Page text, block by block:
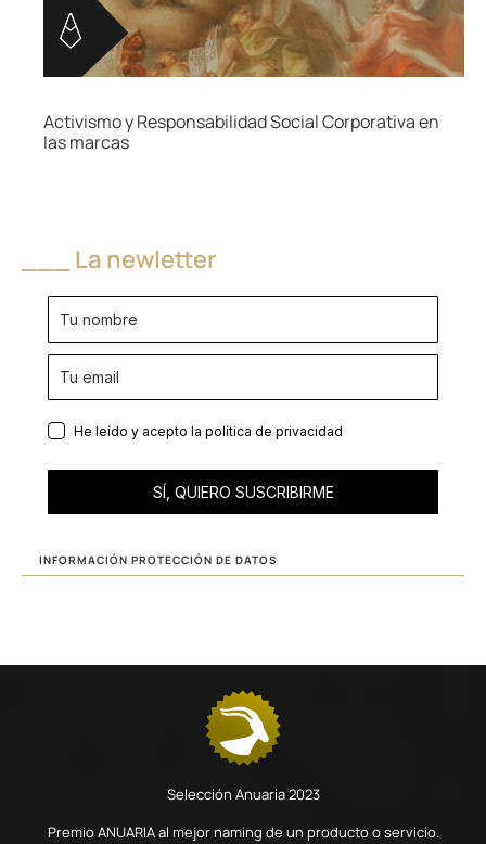
Activismo y Responsabilidad Social Corporativa en
las marcas
___ La newletter
He leído y acepto la política de privacidad
SÍ, QUIERO SUSCRIBIRME
INFORMACIÓN PROTECCIÓN DE DATOS
Selección Anuaria 2023
Premio ANUARIA al mejor naming de un producto o servicio.